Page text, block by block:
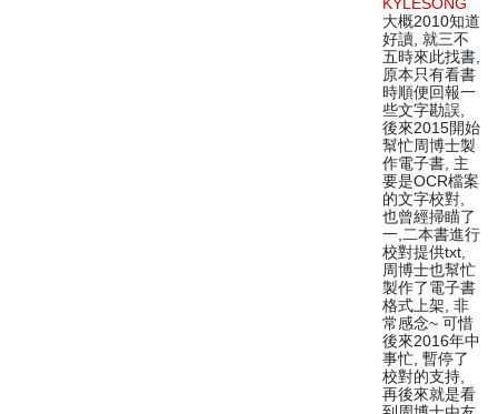
大概2010知道
好讀, 就三不
五時來此找書,
原本只有看書
時順便回報一
些文字勘誤,
後來2015開始
幫忙周博士製
作電子書, 主
要是OCR檔案
的文字校對,
也曾經掃瞄了
一,二本書進行
校對提供txt,
周博士也幫忙
製作了電子書
格式上架, 非
常感念~ 可惜
後來2016年中
事忙, 暫停了
校對的支持,
再後來就是看